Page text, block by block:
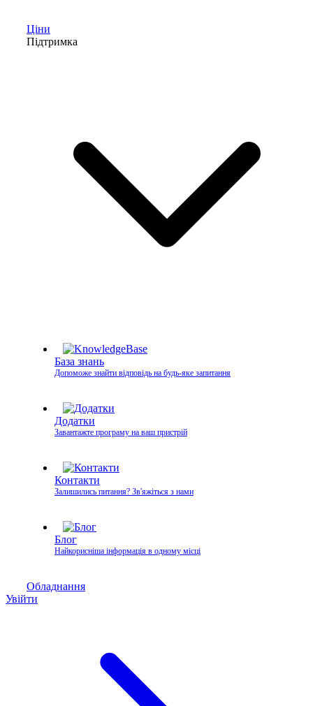
Ціни
Підтримка
База знань
Допоможе знайти відповідь на будь-яке запитання
Додатки
Завантажте програму на ваш пристрій
Контакти
Залишились питання? Зв'яжіться з нами
Блог
Найкорисніша інформація в одному місці
Обладнання
Увійти